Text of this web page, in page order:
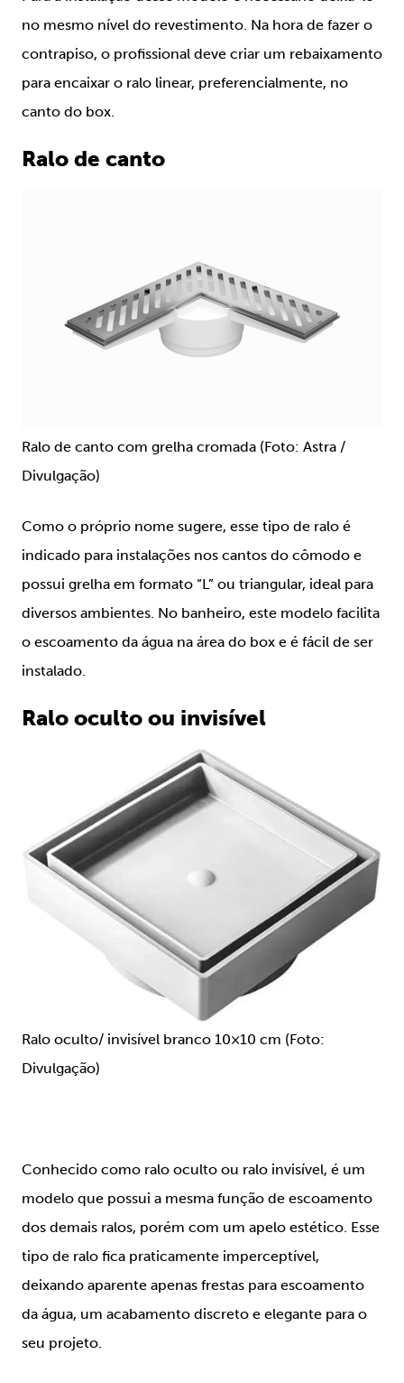
no mesmo nível do revestimento. Na hora de fazer o
contrapiso, o profissional deve criar um rebaixamento
para encaixar o ralo linear, preferencialmente, no
canto do box.
Ralo de canto
Ralo de canto com grelha cromada (Foto: Astra /
Divulgação)
Como o próprio nome sugere, esse tipo de ralo é
indicado para instalações nos cantos do cômodo e
possui grelha em formato “L” ou triangular, ideal para
diversos ambientes. No banheiro, este modelo facilita
o escoamento da água na área do box e é fácil de ser
instalado.
Ralo oculto ou invisível
Ralo oculto/ invisível branco 10×10 cm (Foto:
Divulgação)
Conhecido como ralo oculto ou ralo invisível, é um
modelo que possui a mesma função de escoamento
dos demais ralos, porém com um apelo estético. Esse
tipo de ralo fica praticamente imperceptível,
deixando aparente apenas frestas para escoamento
da água, um acabamento discreto e elegante para o
seu projeto.